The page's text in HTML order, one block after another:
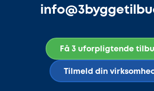
Få 3 uforpligtende
Tilmeld din virksomhed